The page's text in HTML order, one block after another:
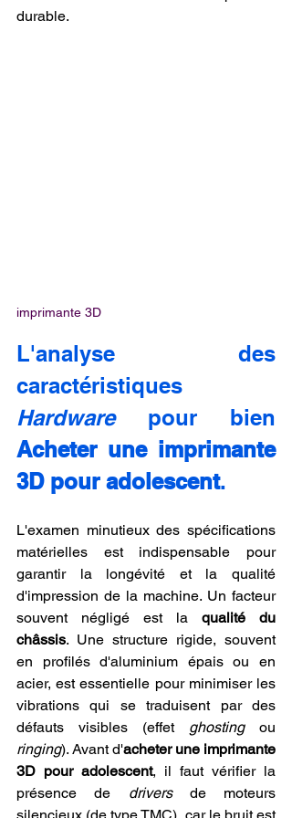
durable.
imprimante 3D
L'analyse des
Hardware
Acheter une imprimante
3D pour adolescent.
L'examen minutieux des spécifications
matérielles est indispensable pour
garantir la longévité et la qualité
d'impression de la machine. Un facteur
souvent négligé est la qualité du
châssis. Une structure rigide, souvent
en profilés d'aluminium épais ou en
acier, est essentielle pour minimiser les
vibrations qui se traduisent par des
défauts visibles (effet ghosting
ringing). Avant d'acheter une imprimante
3D pour adolescent, il faut vérifier la
présence de drivers de moteurs